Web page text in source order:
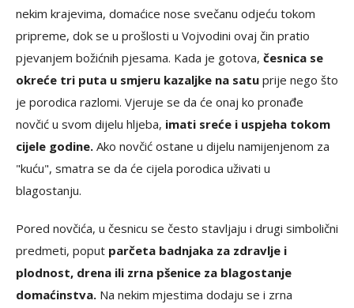
nekim krajevima, domaćice nose svečanu odjeću tokom
pripreme, dok se u prošlosti u Vojvodini ovaj čin pratio
pjevanjem božićnih pjesama. Kada je gotova, česnica se
okreće tri puta u smjeru kazaljke na satu prije nego što
je porodica razlomi. Vjeruje se da će onaj ko pronađe
novčić u svom dijelu hljeba, imati sreće i uspjeha tokom
cijele godine. Ako novčić ostane u dijelu namijenjenom za
"kuću", smatra se da će cijela porodica uživati u
blagostanju.
Pored novčića, u česnicu se često stavljaju i drugi simbolični
predmeti, poput parčeta badnjaka za zdravlje i
plodnost, drena ili zrna pšenice za blagostanje
domaćinstva. Na nekim mjestima dodaju se i zrna